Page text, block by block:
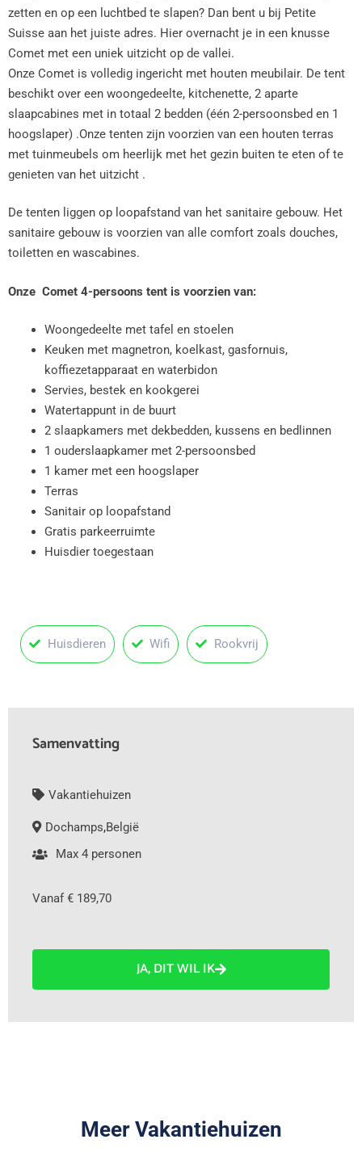
zetten en op een luchtbed te slapen? Dan bent u bij Petite
Suisse aan het juiste adres. Hier overnacht je in een knusse
Comet met een uniek uitzicht op de vallei.
Onze Comet is volledig ingericht met houten meubilair. De tent
beschikt over een woongedeelte, kitchenette, 2 aparte
slaapcabines met in totaal 2 bedden (één 2-persoonsbed en 1
hoogslaper) .Onze tenten zijn voorzien van een houten terras
met tuinmeubels om heerlijk met het gezin buiten te eten of te
genieten van het uitzicht .
De tenten liggen op loopafstand van het sanitaire gebouw. Het
sanitaire gebouw is voorzien van alle comfort zoals douches,
toiletten en wascabines.
Onze Comet 4-persoons tent is voorzien van:
Woongedeelte met tafel en stoelen
Keuken met magnetron, koelkast, gasfornuis,
koffiezetapparaat en waterbidon
Servies, bestek en kookgerei
Watertappunt in de buurt
2 slaapkamers met dekbedden, kussens en bedlinnen
1 ouderslaapkamer met 2-persoonsbed
1 kamer met een hoogslaper
Terras
Sanitair op loopafstand
Gratis parkeerruimte
Huisdier toegestaan
Huisdieren Wifi Rookvrij
Samenvatting
Vakantiehuizen
Dochamps,België
Max 4 personen
Vanaf € 189,70
JA, DIT WIL IK
Meer Vakantiehuizen